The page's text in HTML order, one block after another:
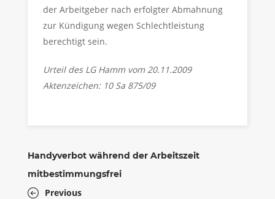
der Arbeitgeber nach erfolgter Abmahnung
zur Kündigung wegen Schlechtleistung
berechtigt sein.
Urteil des LG Hamm vom 20.11.2009
Aktenzeichen: 10 Sa 875/09
Handyverbot während der Arbeitszeit
mitbestimmungsfrei
Previous